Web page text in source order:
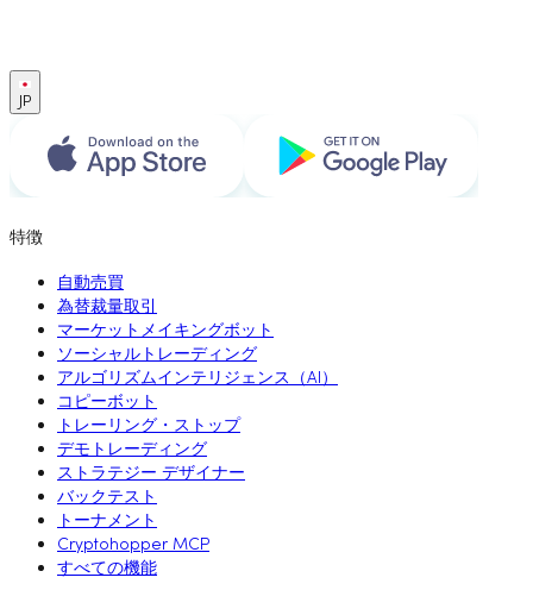
JP
特徴
自動売買
為替裁量取引
マーケットメイキングボット
ソーシャルトレーディング
アルゴリズムインテリジェンス（AI）
コピーボット
トレーリング・ストップ
デモトレーディング
ストラテジー デザイナー
バックテスト
トーナメント
Cryptohopper MCP
すべての機能